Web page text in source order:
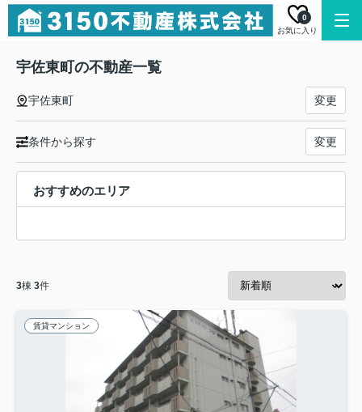
お気に入り
0
宇佐東町の不動産一覧
宇佐東町 変更
条件から探す 変更
おすすめのエリア
3棟 3件
賃貸マンション